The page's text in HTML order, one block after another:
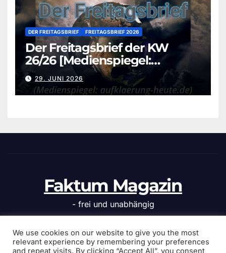
DER FREITAGSBRIEF FREITAGSBRIEF 2026
Der Freitagsbrief der KW
26/26 [Medienspiegel:
aufklaerung-heute.de]
29. JUNI 2026
Faktum Magazin
- frei und unabhängig
We use cookies on our website to give you the most
relevant experience by remembering your preferences
and repeat visits. By clicking “Accept All”, you consent